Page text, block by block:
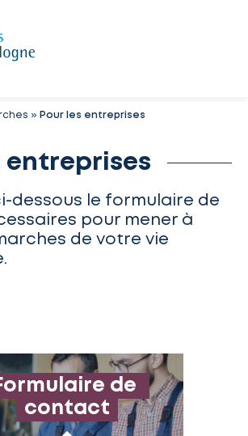
» Pour les entreprises
entreprises
dessous le formulaire de
pour mener à
de votre vie
de
contact